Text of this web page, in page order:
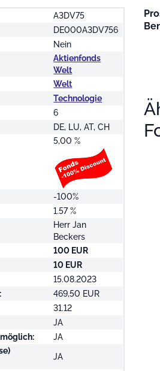
A3DV75
DE000A3DV756
Nein
Aktienfonds
Welt
Welt
Technologie
6
DE, LU, AT, CH
5,00 %
-100%
1.57 %
Herr Jan
Beckers
100 EUR
10 EUR
15.08.2023
469,50 EUR
31.12
JA
möglich:
JA
JA